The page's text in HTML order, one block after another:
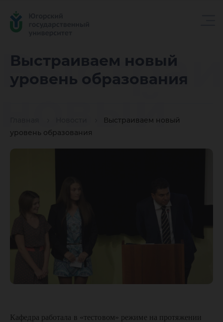
Выстраиваем новый
уровень образования
Выстраиваем новый
уровень образования
новый
уровень
Кафедра работала в «тестовом» режиме на протяжении